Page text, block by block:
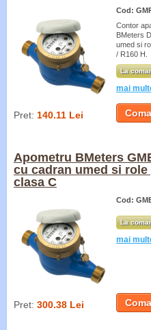
Cod:
Contor
BMeters
umed si
/ R160 H.
La
mai
Pret: 140.11 Lei
Apometru BMeters
cu cadran umed si
clasa C
Cod:
La
mai
Pret: 300.38 Lei